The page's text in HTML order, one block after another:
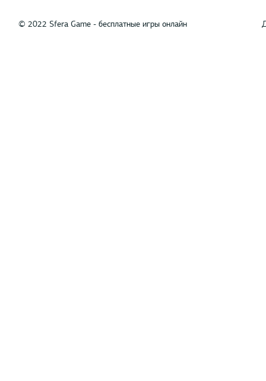
© 2022 Sfera Game - бесплатные игры онлайн